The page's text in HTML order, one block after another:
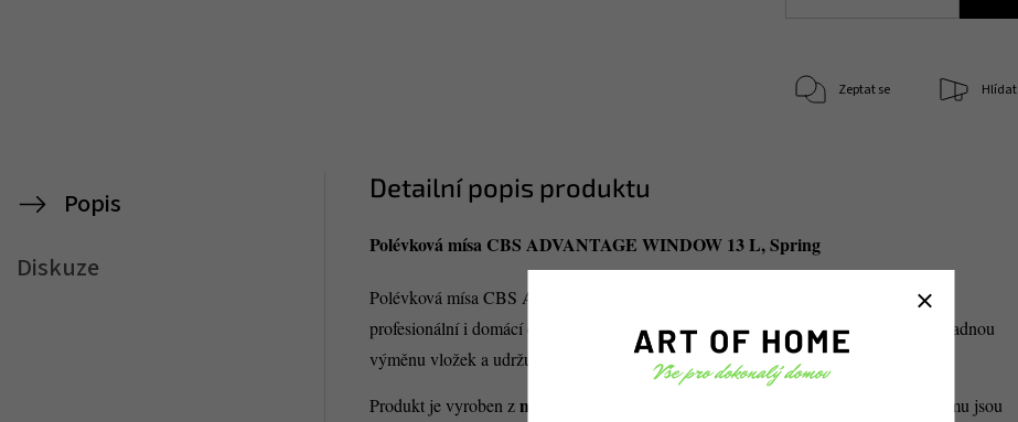
Zeptat se Hlídat
Popis
Diskuze
Detailní popis produktu
Polévková mísa CBS ADVANTAGE WINDOW 13 L, Spring
Polévková mísa CBS ADVANTAGE WINDOW 13 L od Spring je navržen pro
profesionální i domácí catering.
Systém CBS(Chafing Buffet System) umožňuje snadnou
výměnu vložek a udržuje pokrmy teplé přímo u stolu nebo na bufetu.
Produkt je vyroben znerezové oceli
a je kompatibilní s GN normou. Součástí systému jsou